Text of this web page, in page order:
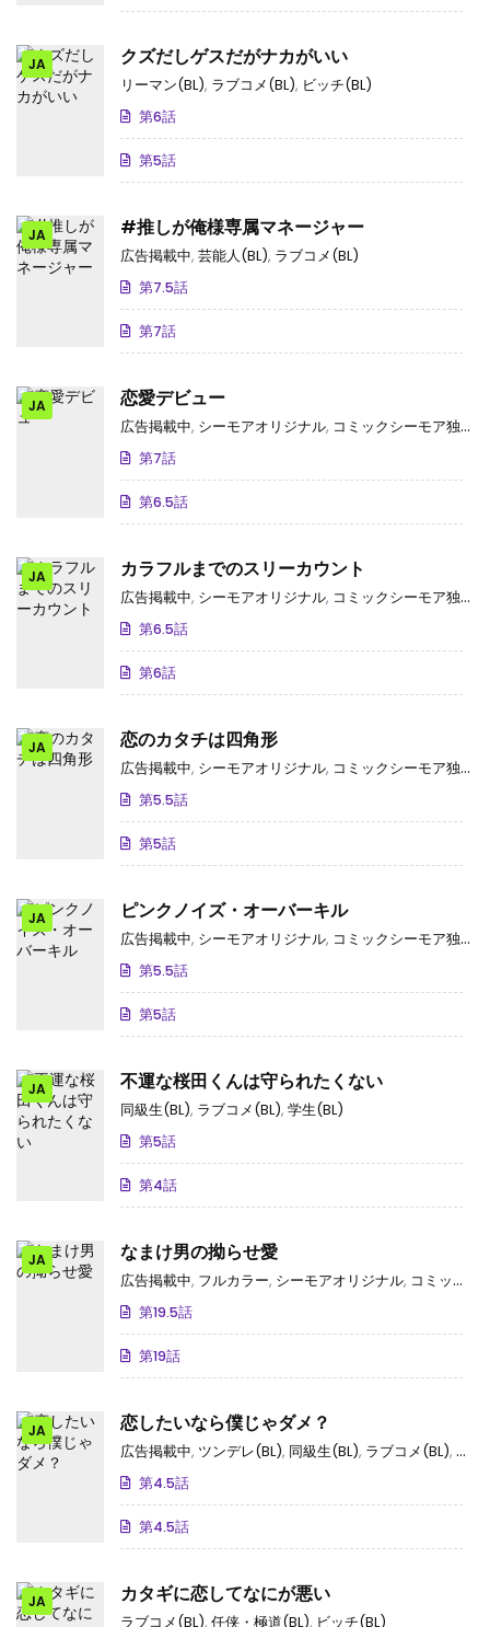
JA クズだしゲスだがナカがいい
リーマン(BL), ラブコメ(BL), ビッチ(BL)
第6話
第5話
JA #推しが俺様専属マネージャー
広告掲載中, 芸能人(BL), ラブコメ(BL)
第7.5話
第7話
JA 恋愛デビュー
広告掲載中, シーモアオリジナル, コミックシーモア独占･先行
第7話
第6.5話
JA カラフルまでのスリーカウント
広告掲載中, シーモアオリジナル, コミックシーモア独占･先行
第6.5話
第6話
JA 恋のカタチは四角形
広告掲載中, シーモアオリジナル, コミックシーモア独占･先行
第5.5話
第5話
JA ピンクノイズ・オーバーキル
広告掲載中, シーモアオリジナル, コミックシーモア独占･先行
第5.5話
第5話
JA 不運な桜田くんは守られたくない
同級生(BL), ラブコメ(BL), 学生(BL)
第5話
第4話
JA なまけ男の拗らせ愛
広告掲載中, フルカラー, シーモアオリジナル, コミックシーモア独占･先行
第19.5話
第19話
JA 恋したいなら僕じゃダメ？
広告掲載中, ツンデレ(BL), 同級生(BL), ラブコメ(BL), 学生
第4.5話
第4.5話
JA カタギに恋してなにが悪い
ラブコメ(BL), 任侠・極道(BL), ビッチ(BL)